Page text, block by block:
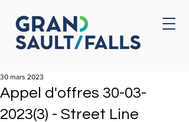
Accueil
Appel d'offres 30-03-
2023(3) - Street Line
30 mars 2023